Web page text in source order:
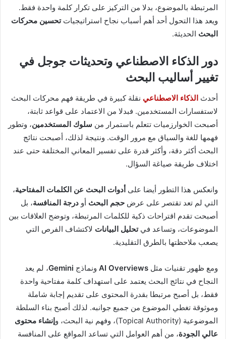
المرتبطة بالموضوع، بدلا من التركيز على تكرار كلمة واحدة فقط.
ويعد هذا التحول أحد أهم أسباب نجاح استراتيجياتتحسين محركات
البحث الحديثة.
دور الذكاء الاصطناعي وتحديثات جوجل في
تغيير أساليب البحث
أحدث الذكاء الاصطناعي نقلة كبيرة في طريقة فهم محركات البحث
لاستفسارات المستخدمين. فبدلا من الاعتماد على قواعد ثابتة،
أصبحت الخوارزميات تتعلم باستمرار من سلوك المستخدمين، وتطور
فهمها للغة والسياق مع مرور الوقت. ونتيجة لذلك، أصبحت نتائج
البحث أكثر دقة، وأكثر قدرة على تفسير المعاني المختلفة حتى عند
اختلاف طريقة صياغة السؤال.
وانعكس هذا التطور أيضا على أدوات البحث عن الكلمات المفتاحية،
التي لم تعد تقتصر على عرض حجم البحث أو درجة المنافسة، بل
أصبحت تقدم اقتراحات ذكية للكلمات المرتبطة، وتوضح العلاقات بين
الموضوعات، وتساعد فيتحليل البيانات لاكتشاف الفرص التي
يصعب ملاحظتها بالطرق التقليدية.
ومع ظهور تقنيات مثل AI Overviews ونماذج Gemini، لم يعد
النجاح في نتائج البحث يعتمد على استهداف كلمة مفتاحية واحدة
فقط، بل أصبح مرتبطا بقدرة المحتوى على تقديم إجابة شاملة
وموثوقة تغطي الموضوع من جميع جوانبه. لذلك أصبح بناء السلطة
الموضوعية (Topical Authority)، وفهم نية البحث، و
إنشاء محتوى
عالي الجودة، من أهم العوامل التي تساعد المواقع على المنافسة